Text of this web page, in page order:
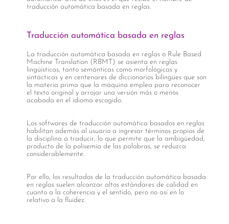
traducción automática basada en reglas.
Traducción automática basada en reglas
La traducción automática basada en reglas o Rule Based
Machine Translation (RBMT) se asienta en reglas
lingüísticas, tanto semánticas como morfológicas y
sintácticas y en centenares de diccionarios bilingües que son
la materia prima que la máquina emplea para reconocer
el texto original y arrojar una versión más o menos
acabada en el idioma escogido.
Los softwares de traducción automática basados en reglas
habilitan además al usuario a ingresar términos propios de
la disciplina a traducir, lo que permite que la ambigüedad,
producto de la polisemia de las palabras, se reduzca
considerablemente.
Por ello, los resultados de la traducción automática basada
en reglas suelen alcanzar altos estándares de calidad en
cuanto a la coherencia y el sentido, pero no así en lo
relativo a la fluidez.